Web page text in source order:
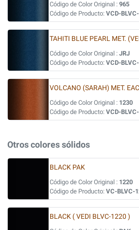
Código de Color Original : 965
Código de Producto: VCD-
TAHITI BLUE PEARL MET.
Código de Color Original : JRJ
Código de Producto: VCD-
VOLCANO (SARAH) MET. EAC
Código de Color Original : 1230
Código de Producto: VCD-
Otros colores sólidos
BLACK PAK
Código de Color Original : 1220
Código de Producto: VC-BLVC-
BLACK ( VEDI BLVC-1220 )